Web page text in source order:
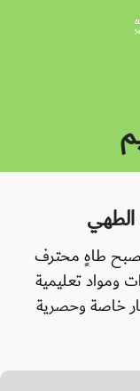
طاهٍ محترف
ومواد تعليمية
خاصة وحصرية